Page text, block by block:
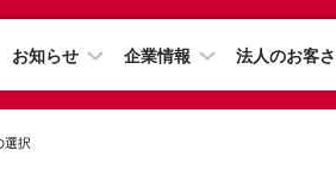
お知らせ 企業情報 法人のお客さ
選択